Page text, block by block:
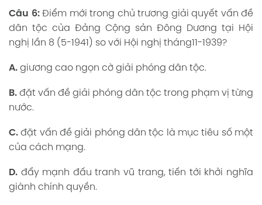
Câu 6:Điểm mới trong chủ trương giải quyết vấn đề
dân tộc của Đảng Cộng sản Đông Dương tại Hội
nghị lần 8 (5-1941) so với Hội nghị tháng11-1939?
A. giương cao ngọn cờ giải phóng dân tộc.
B. đặt vấn đề giải phóng dân tộc trong phạm vị từng
nước.
C.đặt vấn đề giải phóng dân tộc là mục tiêu số một
của cách mạng.
D. đẩy mạnh đấu tranh vũ trang, tiến tới khởi nghĩa
giành chính quyền.